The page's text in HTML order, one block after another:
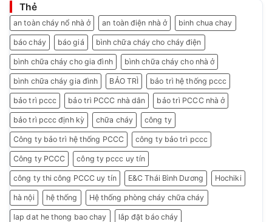
Thẻ
an toàn cháy nổ nhà ở an toàn điện nhà ở binh chua chay
báo cháy báo giá bình chữa cháy cho cháy điện
bình chữa cháy cho gia đình bình chữa cháy cho nhà ở
bình chữa cháy gia đình BẢO TRÌ bảo trì hệ thống pccc
bảo trì pccc bảo trì PCCC nhà dân bảo trì PCCC nhà ở
bảo trì pccc định kỳ chữa cháy công ty
Công ty bảo trì hệ thống PCCC công ty bảo trì pccc
Công ty PCCC công ty pccc uy tín
công ty thi công PCCC uy tín E&C Thái Bình Dương Hochiki
hà nội hệ thống Hệ thống phòng cháy chữa cháy
lap dat he thong bao chay lắp đặt báo cháy